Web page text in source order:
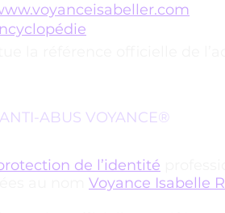
ABUS VOYANCE®
de l’identité
Voyance Isabelle R